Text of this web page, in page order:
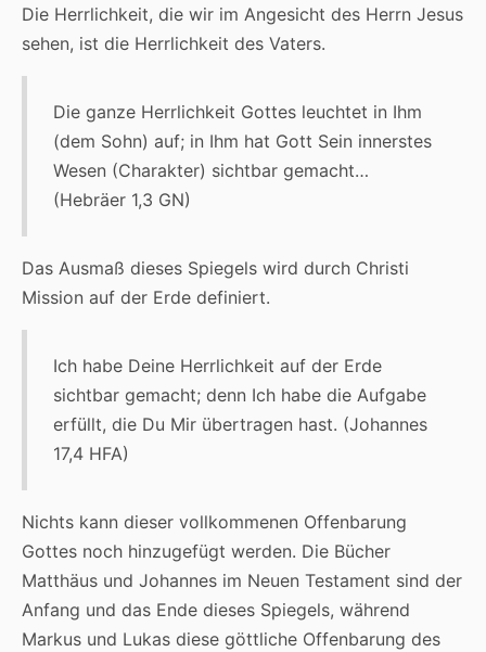
Die Herrlichkeit, die wir im Angesicht des Herrn Jesus
sehen, ist die Herrlichkeit des Vaters.
Die ganze Herrlichkeit Gottes leuchtet in Ihm
(dem Sohn) auf; in Ihm hat Gott Sein innerstes
Wesen (Charakter) sichtbar gemacht…
(Hebräer 1,3 GN)
Das Ausmaß dieses Spiegels wird durch Christi
Mission auf der Erde definiert.
Ich habe Deine Herrlichkeit auf der Erde
sichtbar gemacht; denn Ich habe die Aufgabe
erfüllt, die Du Mir übertragen hast. (Johannes
17,4 HFA)
Nichts kann dieser vollkommenen Offenbarung
Gottes noch hinzugefügt werden. Die Bücher
Matthäus und Johannes im Neuen Testament sind der
Anfang und das Ende dieses Spiegels, während
Markus und Lukas diese göttliche Offenbarung des